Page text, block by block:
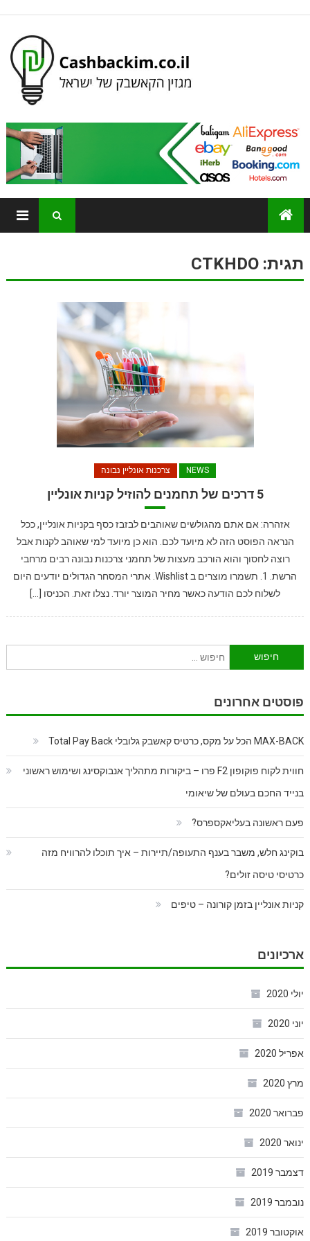
תגית: CTKHDO
NEWS צרכנות אונליין נבונה
5 דרכים של תחמנים להוזיל קניות אונליין
אזהרה: אם אתם מהגולשים שאוהבים לבזבז כסף בקניות אונליין, ככל
הנראה הפוסט הזה לא מיועד לכם. הוא כן מיועד למי שאוהב לקנות אבל
רוצה לחסוך והוא הורכב מעצות של תחמני צרכנות נבונה רבים מרחבי
הרשת. 1. תשמרו מוצרים ב Wishlist. אתרי המסחר הגדולים יודעים היום
לשלוח לכם הודעה כאשר מחיר המוצר יורד. נצלו זאת. הכניסו […]
חיפוש:
פוסטים אחרונים
MAX-BACK הכל על מקס, כרטיס קאשבק גלובלי Total Pay Back
חווית לקוח פוקופון F2 פרו – ביקורות מתהליך אנבוקסינג ושימוש ראשוני
בנייד החכם בעולם של שיאומי
פעם ראשונה בעליאקספרס?
בוקינג חלש, משבר בענף התעופה/תיירות – איך תוכלו להרוויח מזה
כרטיסי טיסה זולים?
קניות אונליין בזמן קורונה – טיפים
ארכיונים
יולי 2020
יוני 2020
אפריל 2020
מרץ 2020
פברואר 2020
ינואר 2020
דצמבר 2019
נובמבר 2019
אוקטובר 2019